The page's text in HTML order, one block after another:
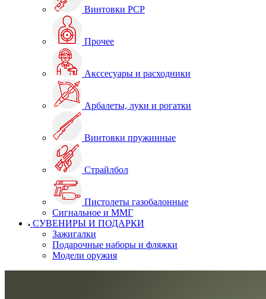
Винтовки PCP
Прочее
Акссесуары и расходники
Арбалеты, луки и рогатки
Винтовки пружинные
Страйлбол
Пистолеты газобалонные
Сигнальное и ММГ
СУВЕНИРЫ И ПОДАРКИ
Зажигалки
Подарочные наборы и фляжки
Модели оружия